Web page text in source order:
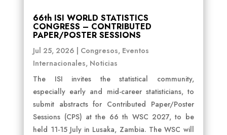
66th ISI WORLD STATISTICS
CONGRESS – CONTRIBUTED
PAPER/POSTER SESSIONS
Jul 25, 2026 | Congresos, Eventos
Internacionales, Noticias
The ISI invites the statistical community,
especially early and mid-career statisticians, to
submit abstracts for Contributed Paper/Poster
Sessions (CPS) at the 66 th WSC 2027, to be
held 11-15 July in Lusaka, Zambia. The WSC will